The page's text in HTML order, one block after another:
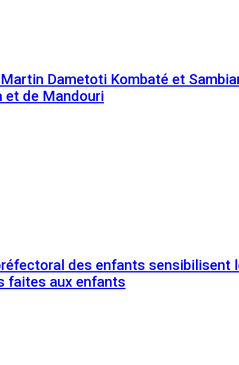
Dametoti Kombaté et
et de Mandouri
des enfants sensibilisent
faites aux enfants